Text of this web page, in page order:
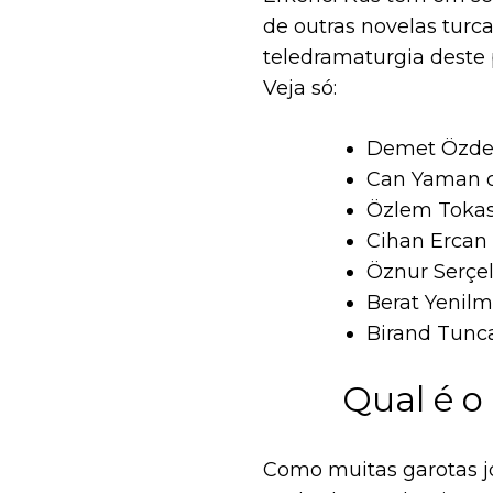
de outras novelas
teledramaturgia deste
Veja só:
Demet
Can Yaman
Özlem
Cihan
Öznur
Berat
Birand
Qual é
Como muitas garotas